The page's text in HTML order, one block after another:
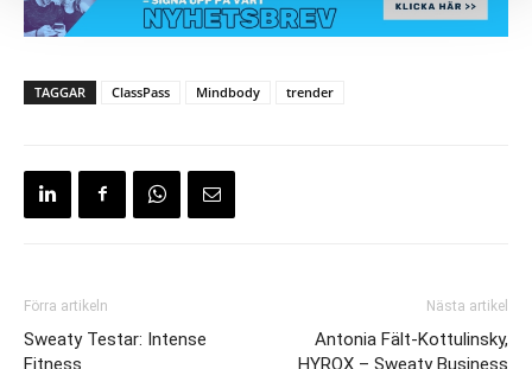
TAGGAR ClassPass Mindbody trender
Förra artikeln
Sweaty Testar: Intense
Fitness
Nästa artikel
Antonia Fält-Kottulinsky,
HYROX – Sweaty Business